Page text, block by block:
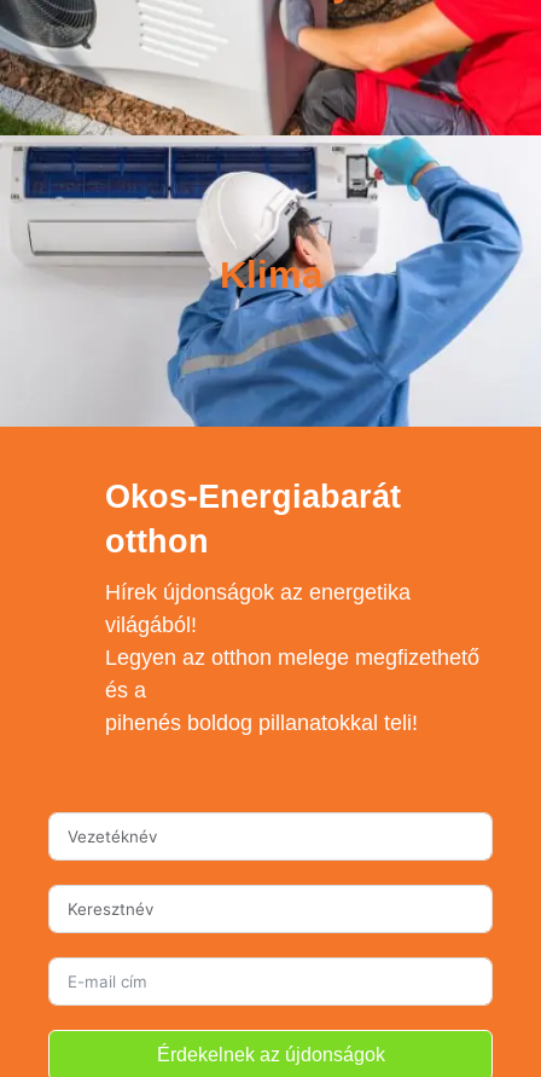
Klima
Okos-Energiabarát
otthon
Hírek újdonságok az energetika
világából!
Legyen az otthon melege megfizethető
és a
pihenés boldog pillanatokkal teli!
Érdekelnek az újdonságok